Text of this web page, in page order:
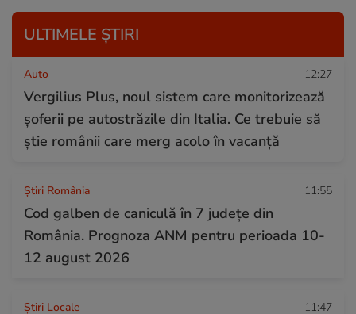
ULTIMELE ȘTIRI
Auto 12:27
Vergilius Plus, noul sistem care monitorizează
șoferii pe autostrăzile din Italia. Ce trebuie să
știe românii care merg acolo în vacanță
Știri România 11:55
Cod galben de caniculă în 7 județe din
România. Prognoza ANM pentru perioada 10-
12 august 2026
Știri Locale 11:47